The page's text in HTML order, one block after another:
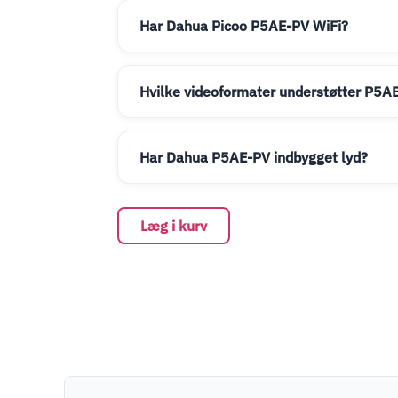
Har Dahua Picoo P5AE-PV WiFi?
Hvilke videoformater understøtter
Har Dahua P5AE-PV indbygget lyd?
Læg i kurv